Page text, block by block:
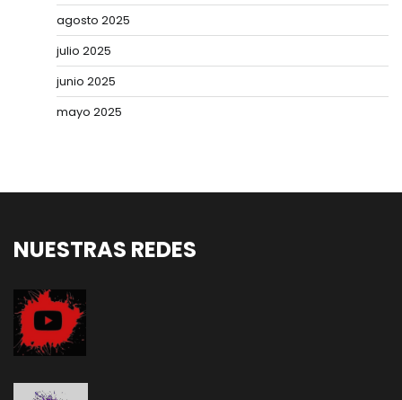
agosto 2025
julio 2025
junio 2025
mayo 2025
NUESTRAS REDES